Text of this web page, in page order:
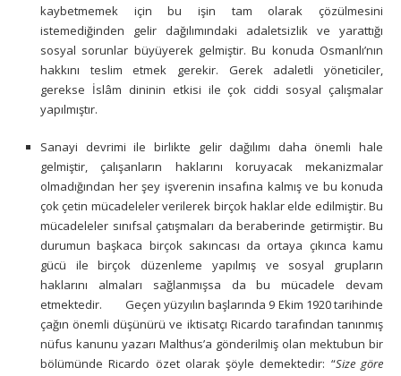
kaybetmemek için bu işin tam olarak çözülmesini
istemediğinden gelir dağılımındaki adaletsizlik ve yarattığı
sosyal sorunlar büyüyerek gelmiştir. Bu konuda Osmanlı’nın
hakkını teslim etmek gerekir. Gerek adaletli yöneticiler,
gerekse İslâm dininin etkisi ile çok ciddi sosyal çalışmalar
yapılmıştır.
Sanayi devrimi ile birlikte gelir dağılımı daha önemli hale
gelmiştir, çalışanların haklarını koruyacak mekanizmalar
olmadığından her şey işverenin insafına kalmış ve bu konuda
çok çetin mücadeleler verilerek birçok haklar elde edilmiştir. Bu
mücadeleler sınıfsal çatışmaları da beraberinde getirmiştir. Bu
durumun başkaca birçok sakıncası da ortaya çıkınca kamu
gücü ile birçok düzenleme yapılmış ve sosyal grupların
haklarını almaları sağlanmışsa da bu mücadele devam
etmektedir. Geçen yüzyılın başlarında 9 Ekim 1920 tarihinde
çağın önemli düşünürü ve iktisatçı Ricardo tarafından tanınmış
nüfus kanunu yazarı Malthus’a gönderilmiş olan mektubun bir
bölümünde Ricardo özet olarak şöyle demektedir: “Size göre